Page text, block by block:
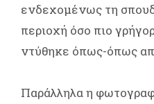
ενδεχομένως τη
περιοχή όσο πιο
ντύθηκε όπως-όπως
Παράλληλα η